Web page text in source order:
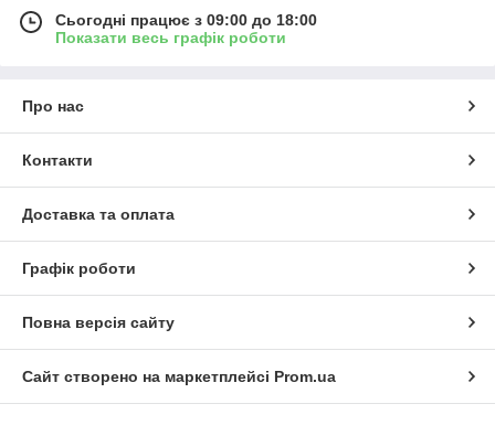
Сьогодні працює з 09:00 до 18:00
Показати весь графік роботи
Про нас
Контакти
Доставка та оплата
Графік роботи
Повна версія сайту
Сайт створено на маркетплейсі Prom.ua